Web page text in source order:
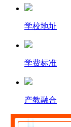
学校地址
学费标准
产教融合